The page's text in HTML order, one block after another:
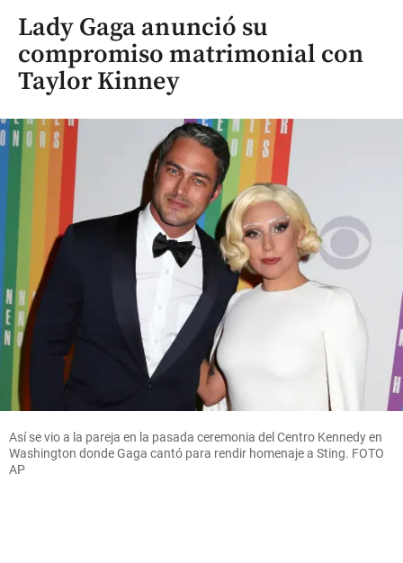
Lady Gaga anunció su
compromiso matrimonial con
Taylor Kinney
Así se vio a la pareja en la pasada ceremonia del Centro Kennedy en
Washington donde Gaga cantó para rendir homenaje a Sting. FOTO
AP